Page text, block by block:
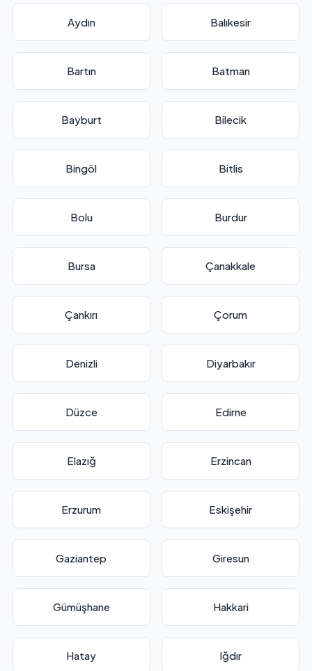
Aydın Balıkesir
Bartın Batman
Bayburt Bilecik
Bingöl Bitlis
Bolu Burdur
Bursa Çanakkale
Çankırı Çorum
Denizli Diyarbakır
Düzce Edirne
Elazığ Erzincan
Erzurum Eskişehir
Gaziantep Giresun
Gümüşhane Hakkari
Hatay Iğdır